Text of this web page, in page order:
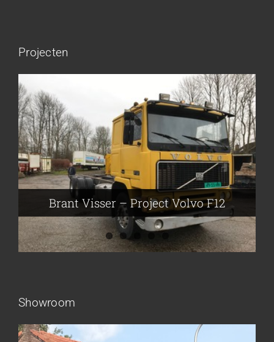
Projecten
Brant Visser – Project Volvo F12
Flikkema – Spijk
Brant Visser – Project Volvo F88
Auke van der Kooi – Projekt Scania
John Moesker – Project Bedford
Showroom